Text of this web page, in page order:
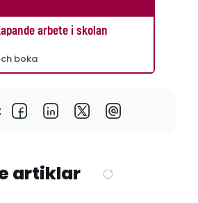
arbete i skolan
boka
artiklar